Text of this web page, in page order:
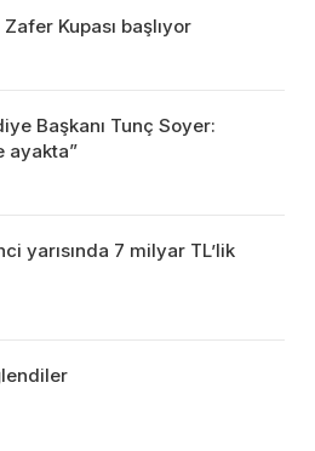
Kupası başlıyor
Başkanı Tunç Soyer:
ayakta”
yarısında 7 milyar TL’lik